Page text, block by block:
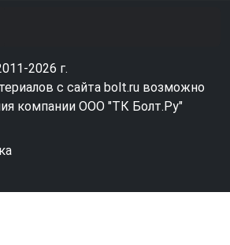
2026 г.
с сайта bolt.ru возможно
компании ООО "ТК Болт.Ру"